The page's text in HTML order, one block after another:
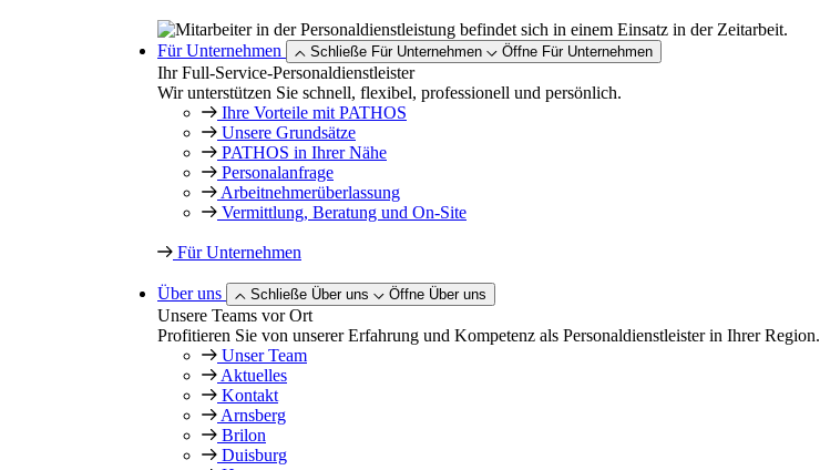
Für Unternehmen Schließe Für Unternehmen Öffne Für Unternehmen
Ihr Full-Service-Personaldienstleister
Wir unterstützen Sie schnell, flexibel, professionell und persönlich.
Ihre Vorteile mit PATHOS
Unsere Grundsätze
PATHOS in Ihrer Nähe
Personalanfrage
Arbeitnehmer­überlassung
Vermittlung, Beratung und On-Site
Für Unternehmen
Über uns Schließe Über uns Öffne Über uns
Unsere Teams vor Ort
Profitieren Sie von unserer Erfahrung und Kompetenz als Personaldienstleister in Ihrer Region.
Unser Team
Aktuelles
Kontakt
Arnsberg
Brilon
Duisburg